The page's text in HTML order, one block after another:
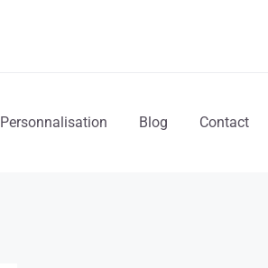
Personnalisation Blog Contact